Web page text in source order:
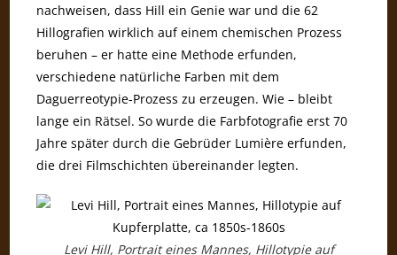
nachweisen, dass Hill ein Genie war und die 62
Hillografien wirklich auf einem chemischen Prozess
beruhen – er hatte eine Methode erfunden,
verschiedene natürliche Farben mit dem
Daguerreotypie-Prozess zu erzeugen. Wie – bleibt
lange ein Rätsel. So wurde die Farbfotografie erst 70
Jahre später durch die Gebrüder Lumière erfunden,
die drei Filmschichten übereinander legten.
Levi Hill, Portrait eines Mannes, Hillotypie auf